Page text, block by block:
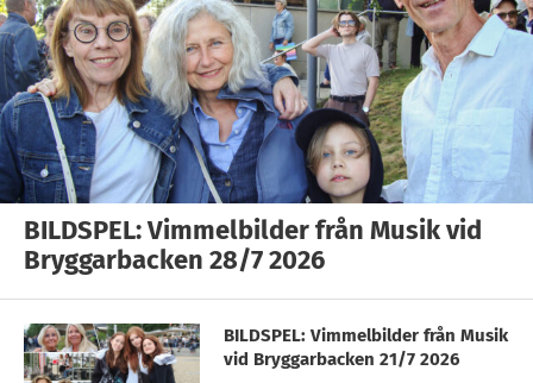
BILDSPEL: Vimmelbilder från Musik vid
Bryggarbacken 28/7 2026
BILDSPEL: Vimmelbilder från Musik
vid Bryggarbacken 21/7 2026